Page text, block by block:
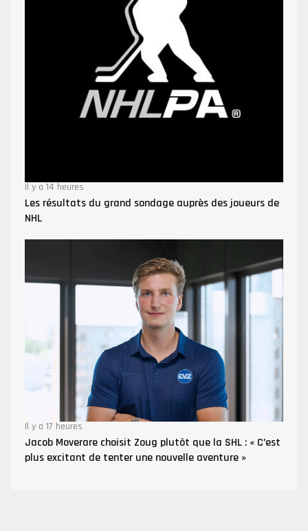
Il y a 14 heures
Les résultats du grand sondage auprès des joueurs de
NHL
Il y a 17 heures
Jacob Moverare choisit Zoug plutôt que la SHL : « C’est
plus excitant de tenter une nouvelle aventure »